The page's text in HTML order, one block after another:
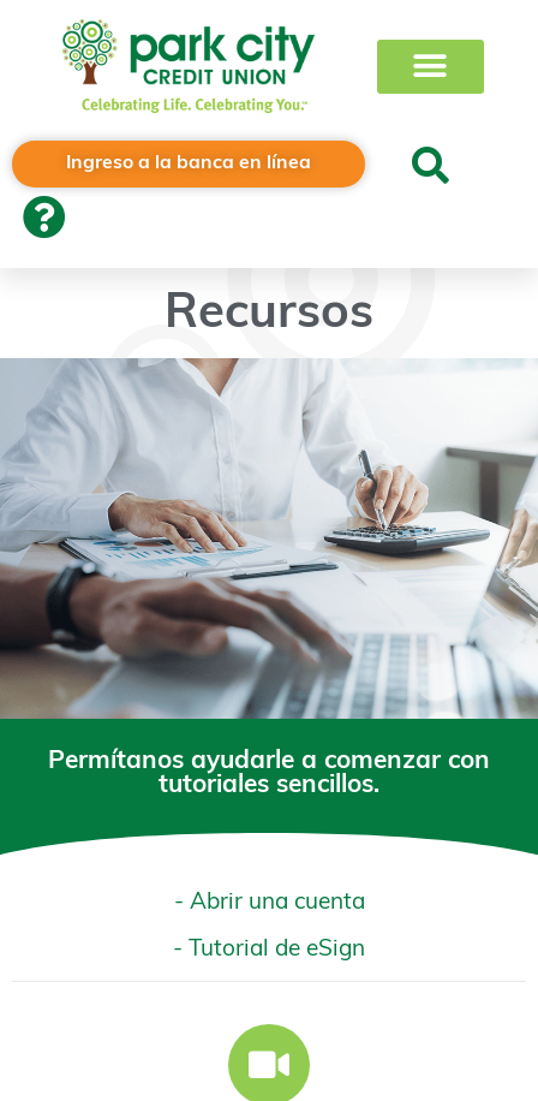
Ingreso a la banca en línea
Recursos
Permítanos ayudarle a comenzar con
tutoriales sencillos.
- Abrir una cuenta
- Tutorial de eSign